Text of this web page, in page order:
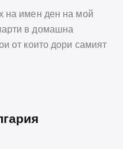
на имен ден на мой
в домашна
от които дори самият